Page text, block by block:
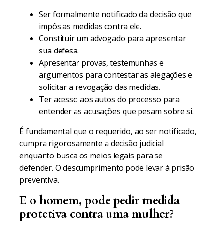
Ser formalmente notificado da decisão que
impôs as medidas contra ele.
Constituir um advogado para apresentar
sua defesa.
Apresentar provas, testemunhas e
argumentos para contestar as alegações e
solicitar a revogação das medidas.
Ter acesso aos autos do processo para
entender as acusações que pesam sobre si.
É fundamental que o requerido, ao ser notificado,
cumpra rigorosamente a decisão judicial
enquanto busca os meios legais para se
defender. O descumprimento pode levar à prisão
preventiva.
E o homem, pode pedir medida
protetiva contra uma mulher?